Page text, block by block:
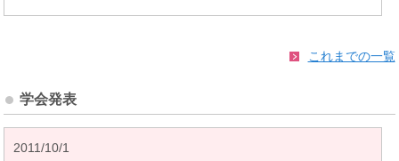
これまでの一覧
学会発表
2011/10/1